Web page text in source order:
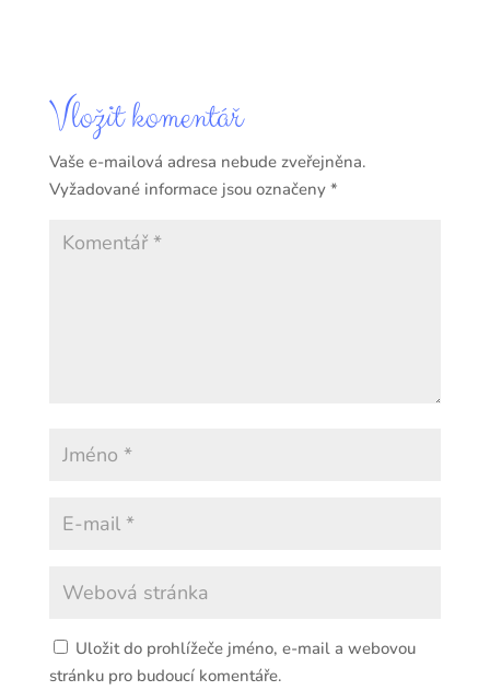
Vložit komentář
Vaše e-mailová adresa nebude zveřejněna.
Vyžadované informace jsou označeny *
Uložit do prohlížeče jméno, e-mail a webovou
stránku pro budoucí komentáře.